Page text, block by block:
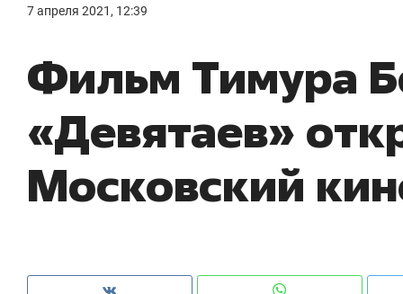
7 апреля 2021, 12:39
Фильм Тимура
«Девятаев»
Московский
правил, бизнес может
потерять минимум
Как бизнесу выйти на зарубежные
рынки, почему надо знать аксакалов и
чем интересен Оман?